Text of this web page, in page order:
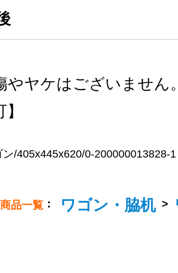
やヤケはございません
/405x445x620/0-200000013828-1
品一覧 ： ワゴン・脇机 >